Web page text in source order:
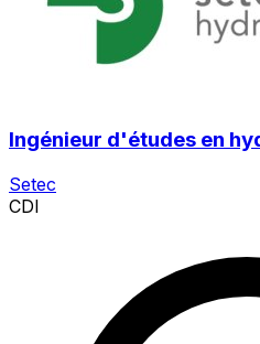
Ingénieur d'études en
Setec
CDI